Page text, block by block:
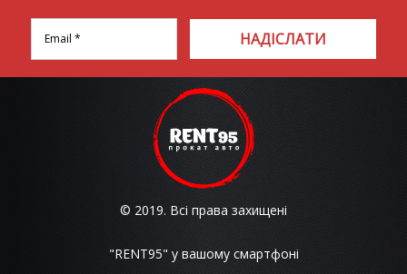
НАДІСЛАТИ
© 2019. Всі права захищені
"RENT95" у вашому смартфоні